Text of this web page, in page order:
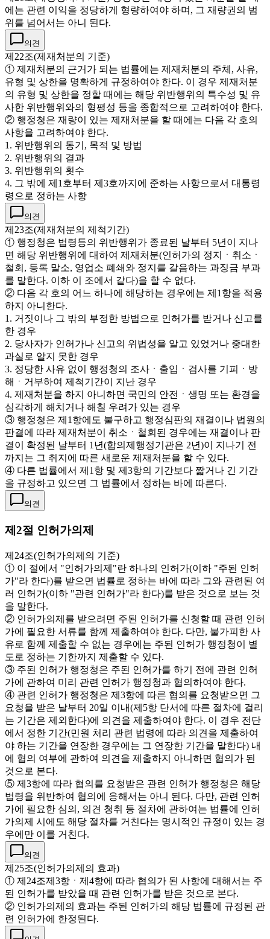
에는 관련 이익을 정당하게 형량하여야 하며, 그 재량권의 범
위를 넘어서는 아니 된다.
의견
제22조(제재처분의 기준)
① 제재처분의 근거가 되는 법률에는 제재처분의 주체, 사유,
유형 및 상한을 명확하게 규정하여야 한다. 이 경우 제재처분
의 유형 및 상한을 정할 때에는 해당 위반행위의 특수성 및 유
사한 위반행위와의 형평성 등을 종합적으로 고려하여야 한다.
② 행정청은 재량이 있는 제재처분을 할 때에는 다음 각 호의
사항을 고려하여야 한다.
1. 위반행위의 동기, 목적 및 방법
2. 위반행위의 결과
3. 위반행위의 횟수
4. 그 밖에 제1호부터 제3호까지에 준하는 사항으로서 대통령
령으로 정하는 사항
의견
제23조(제재처분의 제척기간)
① 행정청은 법령등의 위반행위가 종료된 날부터 5년이 지나
면 해당 위반행위에 대하여 제재처분(인허가의 정지ㆍ취소ㆍ
철회, 등록 말소, 영업소 폐쇄와 정지를 갈음하는 과징금 부과
를 말한다. 이하 이 조에서 같다)을 할 수 없다.
② 다음 각 호의 어느 하나에 해당하는 경우에는 제1항을 적용
하지 아니한다.
1. 거짓이나 그 밖의 부정한 방법으로 인허가를 받거나 신고를
한 경우
2. 당사자가 인허가나 신고의 위법성을 알고 있었거나 중대한
과실로 알지 못한 경우
3. 정당한 사유 없이 행정청의 조사ㆍ출입ㆍ검사를 기피ㆍ방
해ㆍ거부하여 제척기간이 지난 경우
4. 제재처분을 하지 아니하면 국민의 안전ㆍ생명 또는 환경을
심각하게 해치거나 해칠 우려가 있는 경우
③ 행정청은 제1항에도 불구하고 행정심판의 재결이나 법원의
판결에 따라 제재처분이 취소ㆍ철회된 경우에는 재결이나 판
결이 확정된 날부터 1년(합의제행정기관은 2년)이 지나기 전
까지는 그 취지에 따른 새로운 제재처분을 할 수 있다.
④ 다른 법률에서 제1항 및 제3항의 기간보다 짧거나 긴 기간
을 규정하고 있으면 그 법률에서 정하는 바에 따른다.
의견
제2절 인허가의제
제24조(인허가의제의 기준)
① 이 절에서 "인허가의제"란 하나의 인허가(이하 "주된 인허
가"라 한다)를 받으면 법률로 정하는 바에 따라 그와 관련된 여
러 인허가(이하 "관련 인허가"라 한다)를 받은 것으로 보는 것
을 말한다.
② 인허가의제를 받으려면 주된 인허가를 신청할 때 관련 인허
가에 필요한 서류를 함께 제출하여야 한다. 다만, 불가피한 사
유로 함께 제출할 수 없는 경우에는 주된 인허가 행정청이 별
도로 정하는 기한까지 제출할 수 있다.
③ 주된 인허가 행정청은 주된 인허가를 하기 전에 관련 인허
가에 관하여 미리 관련 인허가 행정청과 협의하여야 한다.
④ 관련 인허가 행정청은 제3항에 따른 협의를 요청받으면 그
요청을 받은 날부터 20일 이내(제5항 단서에 따른 절차에 걸리
는 기간은 제외한다)에 의견을 제출하여야 한다. 이 경우 전단
에서 정한 기간(민원 처리 관련 법령에 따라 의견을 제출하여
야 하는 기간을 연장한 경우에는 그 연장한 기간을 말한다) 내
에 협의 여부에 관하여 의견을 제출하지 아니하면 협의가 된
것으로 본다.
⑤ 제3항에 따라 협의를 요청받은 관련 인허가 행정청은 해당
법령을 위반하여 협의에 응해서는 아니 된다. 다만, 관련 인허
가에 필요한 심의, 의견 청취 등 절차에 관하여는 법률에 인허
가의제 시에도 해당 절차를 거친다는 명시적인 규정이 있는 경
우에만 이를 거친다.
의견
제25조(인허가의제의 효과)
① 제24조제3항ㆍ제4항에 따라 협의가 된 사항에 대해서는 주
된 인허가를 받았을 때 관련 인허가를 받은 것으로 본다.
② 인허가의제의 효과는 주된 인허가의 해당 법률에 규정된 관
련 인허가에 한정된다.